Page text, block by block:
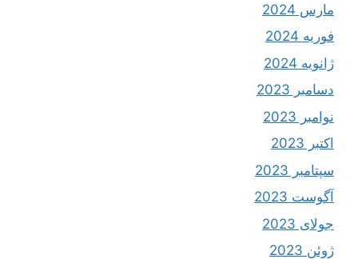
مارس 2024
فوریه 2024
ژانویه 2024
دسامبر 2023
نوامبر 2023
اکتبر 2023
سپتامبر 2023
آگوست 2023
جولای 2023
ژوئن 2023